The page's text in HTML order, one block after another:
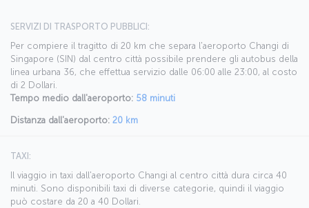
SERVIZI DI TRASPORTO PUBBLICI:
Per compiere il tragitto di 20 km che separa l'aeroporto Changi di
Singapore (SIN) dal centro città possibile prendere gli autobus della
linea urbana 36, che effettua servizio dalle 06:00 alle 23:00, al costo
di 2 Dollari.
Tempo medio dall'aeroporto: 58 minuti
Distanza dall'aeroporto: 20 km
TAXI:
Il viaggio in taxi dall'aeroporto Changi al centro città dura circa 40
minuti. Sono disponibili taxi di diverse categorie, quindi il viaggio
può costare da 20 a 40 Dollari.